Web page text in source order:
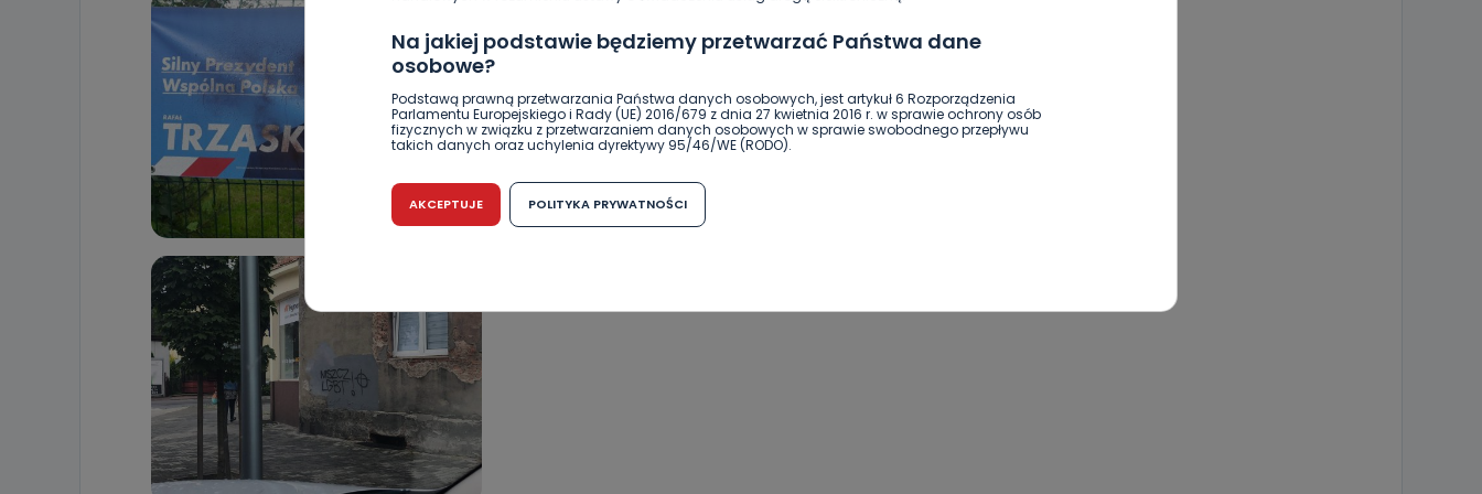
Na jakiej podstawie będziemy przetwarzać Państwa dane
osobowe?
Podstawą prawną przetwarzania Państwa danych osobowych, jest artykuł 6 Rozporządzenia
Parlamentu Europejskiego i Rady (UE) 2016/679 z dnia 27 kwietnia 2016 r. w sprawie ochrony osób
fizycznych w związku z przetwarzaniem danych osobowych w sprawie swobodnego przepływu
takich danych oraz uchylenia dyrektywy 95/46/WE (RODO).
Czy jest możliwość cofnięcia zgody?
Podanie danych osobowych jest dobrowolne, nie jest wymogiem ustawowym lub umownym oraz
Kiedy i komu możemy przekazać Państwa dane?
Telewizja Kablowa Pro-Art z siedzibą w miejscowości Ostrów Wielkopolski (63-400) przy ul. Wolności
19 nie przekazuje Państwa danych osobowych podmiotom trzecim, jak również nie są one
wykorzystywane w procesach zautomatyzowanego profilowania.
Co mogą Państwo zrobić z przekazanymi nam danymi?
Po wyrażeniu zgody na przetwarzanie danych osobowych, mają Państwo prawo do żądania od
AKCEPTUJE POLITYKA PRYWATNOŚCI